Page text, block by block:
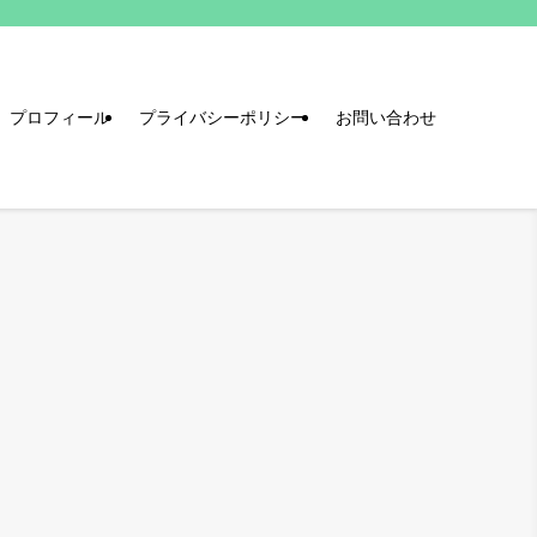
プロフィール プライバシーポリシー お問い合わせ